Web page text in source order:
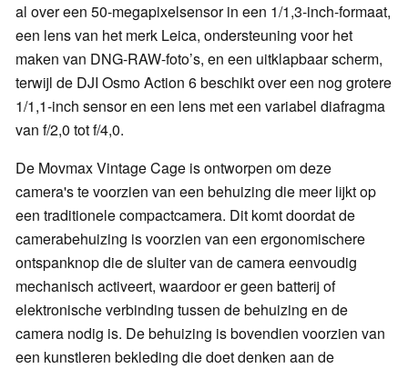
al over een 50-megapixelsensor in een 1/1,3-inch-formaat,
een lens van het merk Leica, ondersteuning voor het
maken van DNG-RAW-foto’s, en een uitklapbaar scherm,
terwijl de DJI Osmo Action 6 beschikt over een nog grotere
1/1,1-inch sensor en een lens met een variabel diafragma
van f/2,0 tot f/4,0.
De Movmax Vintage Cage is ontworpen om deze
camera's te voorzien van een behuizing die meer lijkt op
een traditionele compactcamera. Dit komt doordat de
camerabehuizing is voorzien van een ergonomischere
ontspanknop die de sluiter van de camera eenvoudig
mechanisch activeert, waardoor er geen batterij of
elektronische verbinding tussen de behuizing en de
camera nodig is. De behuizing is bovendien voorzien van
een kunstleren bekleding die doet denken aan de